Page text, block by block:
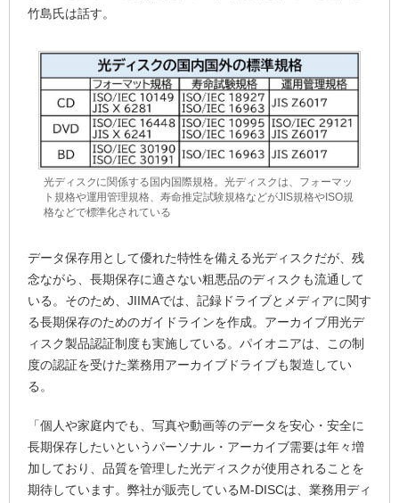
竹島氏は話す。
光ディスクに関係する国内国際規格。光ディスクは、フォーマッ
ト規格や運用管理規格、寿命推定試験規格などがJIS規格やISO規
格などで標準化されている
データ保存用として優れた特性を備える光ディスクだが、残
念ながら、長期保存に適さない粗悪品のディスクも流通して
いる。そのため、JIIMAでは、記録ドライブとメディアに関す
る長期保存のためのガイドラインを作成。アーカイブ用光デ
ィスク製品認証制度も実施している。パイオニアは、この制
度の認証を受けた業務用アーカイブドライブも製造してい
る。
「個人や家庭内でも、写真や動画等のデータを安心・安全に
長期保存したいというパーソナル・アーカイブ需要は年々増
加しており、品質を管理した光ディスクが使用されることを
期待しています。弊社が販売しているM-DISCは、業務用ディ